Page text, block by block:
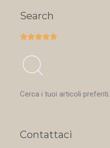
Search

Cerca i tuoi articoli preferiti.
Contattaci